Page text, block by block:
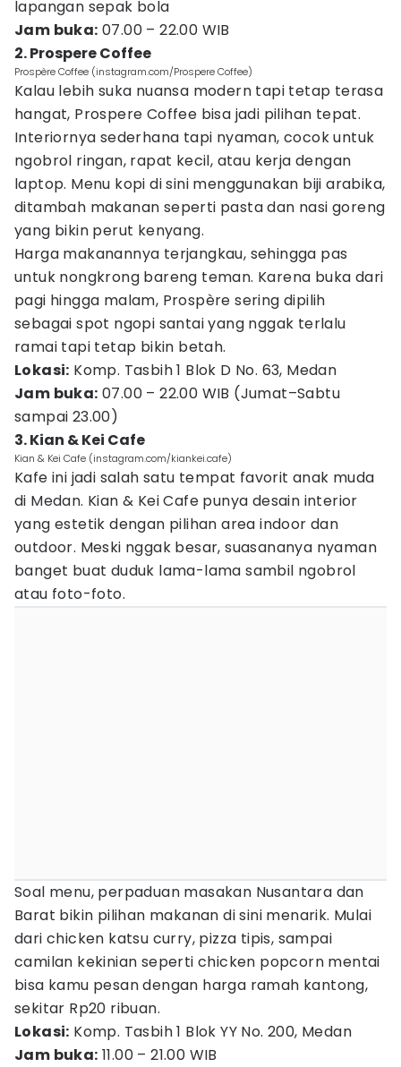
lapangan sepak bola
Jam buka: 07.00 – 22.00 WIB
2. Prospere Coffee
Prospère Coffee (instagram.com/Prospere Coffee)
Kalau lebih suka nuansa modern tapi tetap terasa
hangat, Prospere Coffee bisa jadi pilihan tepat.
Interiornya sederhana tapi nyaman, cocok untuk
ngobrol ringan, rapat kecil, atau kerja dengan
laptop. Menu kopi di sini menggunakan biji arabika,
ditambah makanan seperti pasta dan nasi goreng
yang bikin perut kenyang.
Harga makanannya terjangkau, sehingga pas
untuk nongkrong bareng teman. Karena buka dari
pagi hingga malam, Prospère sering dipilih
sebagai spot ngopi santai yang nggak terlalu
ramai tapi tetap bikin betah.
Lokasi: Komp. Tasbih 1 Blok D No. 63, Medan
Jam buka: 07.00 – 22.00 WIB (Jumat–Sabtu
sampai 23.00)
3. Kian & Kei Cafe
Kian & Kei Cafe (instagram.com/kiankei.cafe)
Kafe ini jadi salah satu tempat favorit anak muda
di Medan. Kian & Kei Cafe punya desain interior
yang estetik dengan pilihan area indoor dan
outdoor. Meski nggak besar, suasananya nyaman
banget buat duduk lama-lama sambil ngobrol
atau foto-foto.
Soal menu, perpaduan masakan Nusantara dan
Barat bikin pilihan makanan di sini menarik. Mulai
dari chicken katsu curry, pizza tipis, sampai
camilan kekinian seperti chicken popcorn mentai
bisa kamu pesan dengan harga ramah kantong,
sekitar Rp20 ribuan.
Lokasi: Komp. Tasbih 1 Blok YY No. 200, Medan
Jam buka: 11.00 – 21.00 WIB